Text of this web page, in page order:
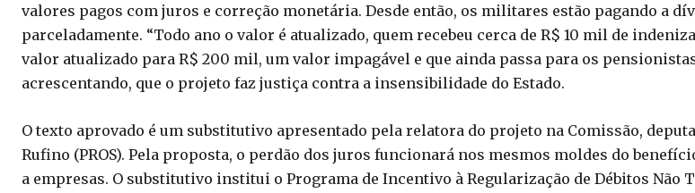
valores pagos com juros e correção monetária. Desde então, os militares estão pagando a
parceladamente. “Todo ano o valor é atualizado, quem recebeu cerca de R$ 10 mil de
valor atualizado para R$ 200 mil, um valor impagável e que ainda passa para os
acrescentando, que o projeto faz justiça contra a insensibilidade do Estado.
O texto aprovado é um substitutivo apresentado pela relatora do projeto na Comissão,
Rufino (PROS). Pela proposta, o perdão dos juros funcionará nos mesmos moldes do
a empresas. O substitutivo institui o Programa de Incentivo à Regularização de Débitos Não